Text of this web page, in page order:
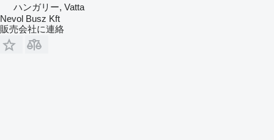
ハンガリー, Vatta
Nevol Busz Kft
販売会社に連絡